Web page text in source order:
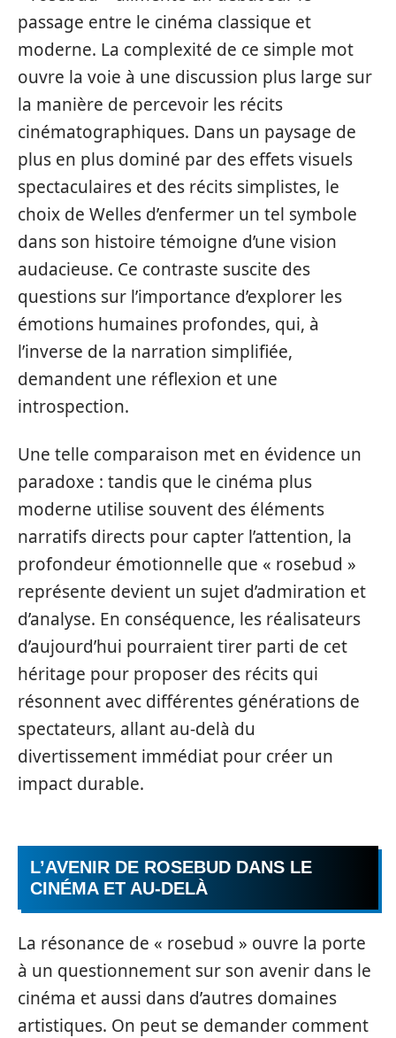
passage entre le cinéma classique et
moderne. La complexité de ce simple mot
ouvre la voie à une discussion plus large sur
la manière de percevoir les récits
cinématographiques. Dans un paysage de
plus en plus dominé par des effets visuels
spectaculaires et des récits simplistes, le
choix de Welles d’enfermer un tel symbole
dans son histoire témoigne d’une vision
audacieuse. Ce contraste suscite des
questions sur l’importance d’explorer les
émotions humaines profondes, qui, à
l’inverse de la narration simplifiée,
demandent une réflexion et une
introspection.
Une telle comparaison met en évidence un
paradoxe : tandis que le cinéma plus
moderne utilise souvent des éléments
narratifs directs pour capter l’attention, la
profondeur émotionnelle que « rosebud »
représente devient un sujet d’admiration et
d’analyse. En conséquence, les réalisateurs
d’aujourd’hui pourraient tirer parti de cet
héritage pour proposer des récits qui
résonnent avec différentes générations de
spectateurs, allant au-delà du
divertissement immédiat pour créer un
impact durable.
L’AVENIR DE ROSEBUD DANS LE
CINÉMA ET AU-DELÀ
La résonance de « rosebud » ouvre la porte
à un questionnement sur son avenir dans le
cinéma et aussi dans d’autres domaines
artistiques. On peut se demander comment